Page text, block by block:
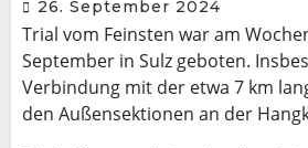
26. September 2024
Trial vom Feinsten war am
September in Sulz geboten.
Verbindung mit der etwa 7 km
den Außensektionen an der